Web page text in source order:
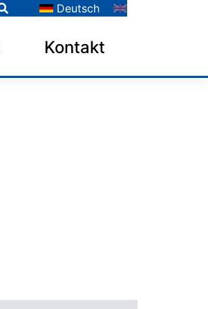
Kontakt
Deutsch